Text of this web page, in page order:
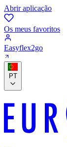
Abrir aplicação
Os meus favoritos
Easyflex2go
PT